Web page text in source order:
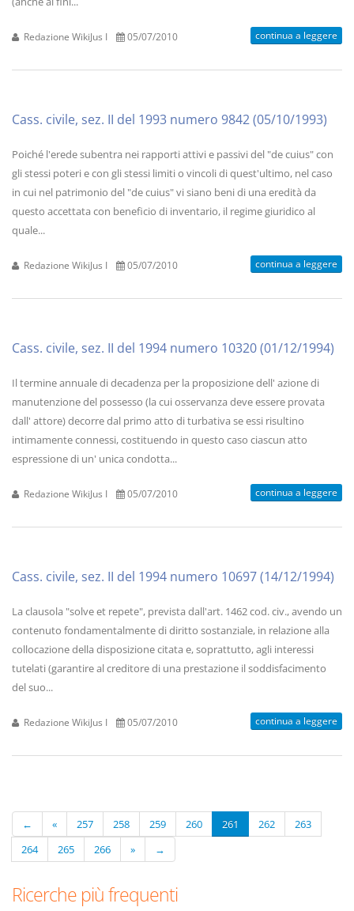
Redazione WikiJus I 05/07/2010 continua a leggere
Cass. civile, sez. II del 1993 numero 9842 (05/10/1993)
Poiché l'erede subentra nei rapporti attivi e passivi del "de cuius" con
gli stessi poteri e con gli stessi limiti o vincoli di quest'ultimo, nel caso
in cui nel patrimonio del "de cuius" vi siano beni di una eredità da
questo accettata con beneficio di inventario, il regime giuridico al
quale...
Redazione WikiJus I 05/07/2010 continua a leggere
Cass. civile, sez. II del 1994 numero 10320 (01/12/1994)
Il termine annuale di decadenza per la proposizione dell' azione di
manutenzione del possesso (la cui osservanza deve essere provata
dall' attore) decorre dal primo atto di turbativa se essi risultino
intimamente connessi, costituendo in questo caso ciascun atto
espressione di un' unica condotta...
Redazione WikiJus I 05/07/2010 continua a leggere
Cass. civile, sez. II del 1994 numero 10697 (14/12/1994)
La clausola "solve et repete", prevista dall'art. 1462 cod. civ., avendo un
contenuto fondamentalmente di diritto sostanziale, in relazione alla
collocazione della disposizione citata e, soprattutto, agli interessi
tutelati (garantire al creditore di una prestazione il soddisfacimento
del suo...
Redazione WikiJus I 05/07/2010 continua a leggere
← « 257 258 259 260 261 262
263
264
265 266 » →
Ricerche più frequenti